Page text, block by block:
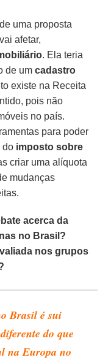
uma proposta
afetar,
. Ela teria
de umcadastro
existe na Receita
pois não
no país.
para poder
do imposto sobre
criar uma alíquota
mudanças
acerca da
no Brasil?
nos grupos
Brasil é sui
do que
na Europa no